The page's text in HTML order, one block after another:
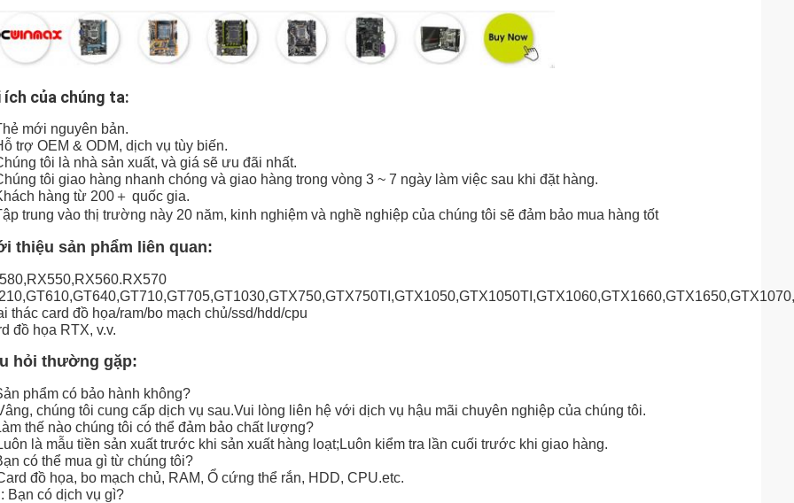
ích của chúng ta:
mới nguyên bản.
trợ OEM & ODM, dịch vụ tùy biến.
tôi là nhà sản xuất, và giá sẽ ưu đãi nhất.
tôi giao hàng nhanh chóng và giao hàng trong vòng 3 ~ 7 ngày làm việc sau khi đặt hàng.
hàng từ 200＋ quốc gia.
trung vào thị trường này 20 năm, kinh nghiệm và nghề nghiệp của chúng tôi sẽ đảm bảo mua hàng tốt
thiệu sản phẩm liên quan:
thác card đồ họa/ram/bo mạch chủ/ssd/hdd/cpu
đồ họa RTX, v.v.
hỏi thường gặp:
phẩm có bảo hành không?
chúng tôi cung cấp dịch vụ sau.Vui lòng liên hệ với dịch vụ hậu mãi chuyên nghiệp của chúng tôi.
thế nào chúng tôi có thể đảm bảo chất lượng?
là mẫu tiền sản xuất trước khi sản xuất hàng loạt;Luôn kiểm tra lần cuối trước khi giao hàng.
có thể mua gì từ chúng tôi?
đồ họa, bo mạch chủ, RAM, Ổ cứng thể rắn, HDD, CPU.etc.
Bạn có dịch vụ gì?